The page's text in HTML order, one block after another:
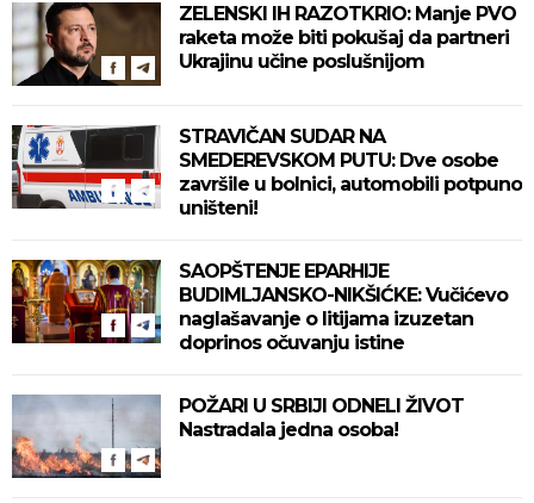
ZELENSKI IH RAZOTKRIO: Manje PVO
raketa može biti pokušaj da partneri
Ukrajinu učine poslušnijom
STRAVIČAN SUDAR NA
SMEDEREVSKOM PUTU: Dve osobe
završile u bolnici, automobili potpuno
uništeni!
SAOPŠTENJE EPARHIJE
BUDIMLJANSKO-NIKŠIĆKE: Vučićevo
naglašavanje o litijama izuzetan
doprinos očuvanju istine
POŽARI U SRBIJI ODNELI ŽIVOT
Nastradala jedna osoba!